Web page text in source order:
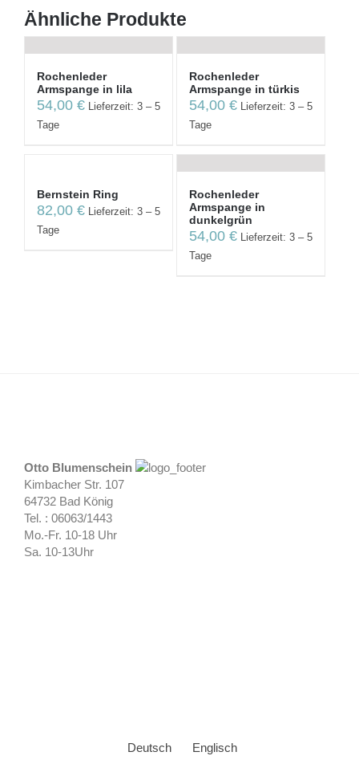
Ähnliche Produkte
Rochenleder
Armspange in lila
54,00 €
Lieferzeit: 3 – 5
Tage
Rochenleder
Armspange in türkis
54,00€
Lieferzeit: 3 – 5
Tage
Bernstein Ring
82,00 €
Lieferzeit: 3 – 5
Tage
Rochenleder
Armspange in
dunkelgrün
54,00€
Lieferzeit: 3 – 5
Tage
Otto Blumenschein
Kimbacher Str. 107
64732 Bad König
Tel. : 06063/1443
Mo.-Fr. 10-18 Uhr
Sa. 10-13Uhr
Deutsch Englisch